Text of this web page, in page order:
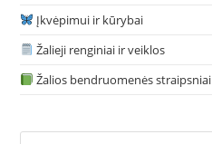
Įkvėpimui ir kūrybai
Žalieji renginiai ir veiklos
Žalios bendruomenės straipsniai